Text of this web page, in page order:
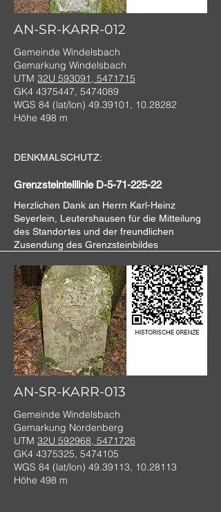
AN-SR-KARR-012
Gemeinde Windelsbach
Gemarkung Windelsbach
UTM 32U 593091, 5471715
GK4 4375447, 5474089
WGS 84 (lat/lon) 49.39101 , 10.28282
Höhe 498 m
DENKMALSCHUTZ:
Grenzsteinteillinie D-5-71-225-22
Herzlichen Dank an Herrn Karl-Heinz
Seyerlein, Leutershausen für die Mitteilung
des Standortes und der freundlichen
Zusendung des Grenzsteinbildes
AN-SR-KARR-013
Gemeinde Windelsbach
Gemarkung Nordenberg
UTM 32U 592968, 5471726
GK4 4375325, 5474105
WGS 84 (lat/lon) 49.39113, 10.28113
Höhe 498 m